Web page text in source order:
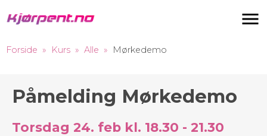
Forside Kurs Alle Mørkedemo
Påmelding Mørkedemo
Torsdag 24. feb kl. 18.30 - 21.30